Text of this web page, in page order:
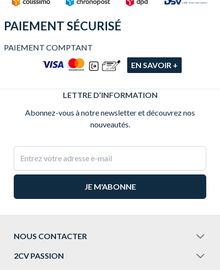
PAIEMENT SÉCURISÉ
PAIEMENT COMPTANT
EN SAVOIR +
LETTRE D’INFORMATION
Abonnez-vous à notre newsletter et découvrez nos
nouveautés.
Adresse e-mail
NOUS CONTACTER
2CV PASSION